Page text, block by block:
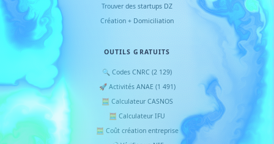
Trouver des startups DZ
Création + Domiciliation
OUTILS GRATUITS
🔍 Codes CNRC (2 129)
🚀 Activités ANAE (1 491)
🧮 Calculateur CASNOS
🧮 Calculateur IFU
🧮 Coût création entreprise